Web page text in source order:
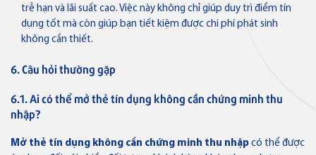
trễ hạn và lãi suất cao. Việc này không chỉ giúp duy trì điểm tín
dụng tốt mà còn giúp bạn tiết kiệm được chi phí phát sinh
không cần thiết.
6. Câu hỏi thường gặp
6.1. Ai có thể mở thẻ tín dụng không cần chứng minh thu
nhập?
Mở thẻ tín dụng không cần chứng minh thu nhập có thể được